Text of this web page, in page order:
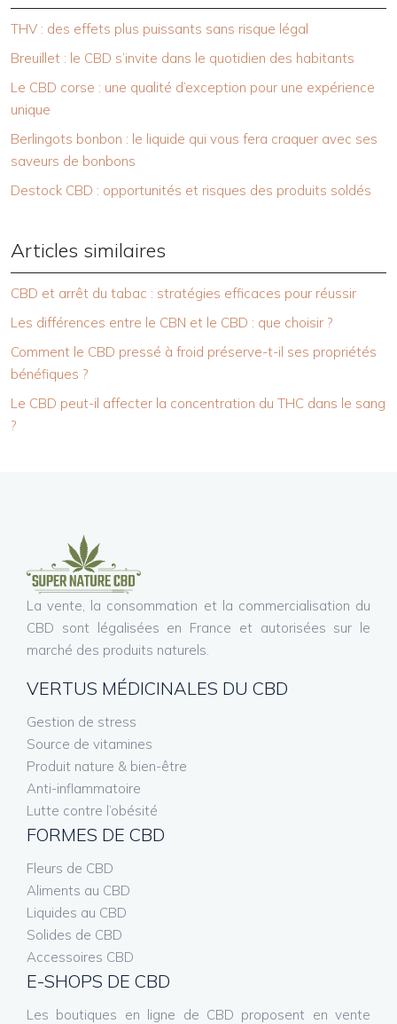
THV : des effets plus puissants sans risque légal
Breuillet : le CBD s’invite dans le quotidien des habitants
Le CBD corse : une qualité d’exception pour une expérience
unique
Berlingots bonbon : le liquide qui vous fera craquer avec ses
saveurs de bonbons
Destock CBD : opportunités et risques des produits soldés
Articles similaires
CBD et arrêt du tabac : stratégies efficaces pour réussir
Les différences entre le CBN et le CBD : que choisir ?
Comment le CBD pressé à froid préserve-t-il ses propriétés
bénéfiques ?
Le CBD peut-il affecter la concentration du THC dans le sang
?
La vente, la consommation et la commercialisation du
CBD sont légalisées en France et autorisées sur le
marché des produits naturels.
VERTUS MÉDICINALES DU CBD
Gestion de stress
Source de vitamines
Produit nature & bien-être
Anti-inflammatoire
Lutte contre l’obésité
FORMES DE CBD
Fleurs de CBD
Aliments au CBD
Liquides au CBD
Solides de CBD
Accessoires CBD
E-SHOPS DE CBD
Les boutiques en ligne de CBD proposent en vente